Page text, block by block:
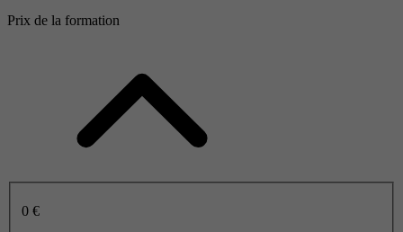
Prix de la formation
0 €